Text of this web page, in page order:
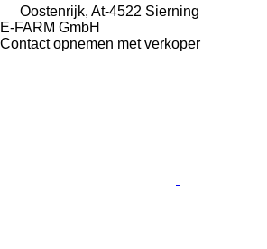
Oostenrijk, At-4522 Sierning
E-FARM GmbH
Contact opnemen met verkoper